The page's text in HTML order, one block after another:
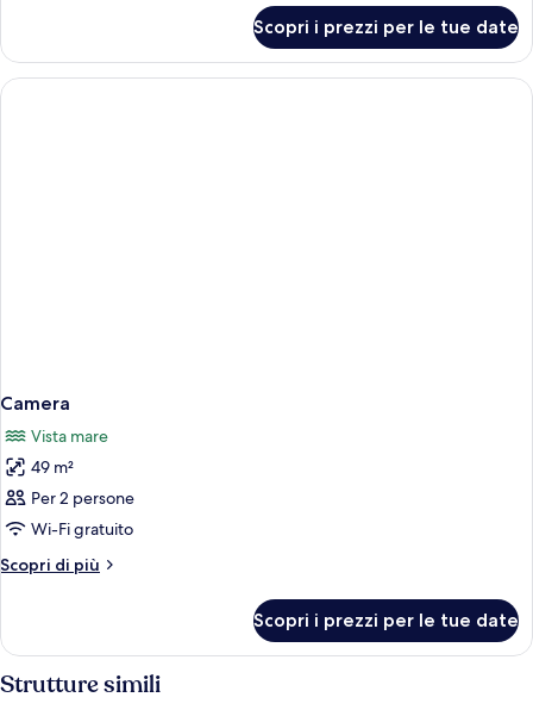
Superior,
letti
Scopri i prezzi per le tue date
Camera
Vista mare
49 m²
Per 2 persone
Wi-Fi gratuito
Scopri di più
Altri
Scopri i prezzi per le tue date
Strutture simili